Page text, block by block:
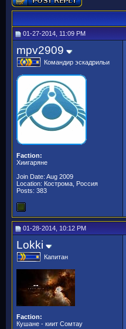
01-27-2014, 11:09 PM
mpv2909
Командир эскадрильи
Faction:
Хиигаряне
Join Date: Aug 2009
Location: Кострома, Россия
Posts: 383
01-28-2014, 10:12 PM
Lokki
Капитан
Faction:
Кушане - киит Сомтау